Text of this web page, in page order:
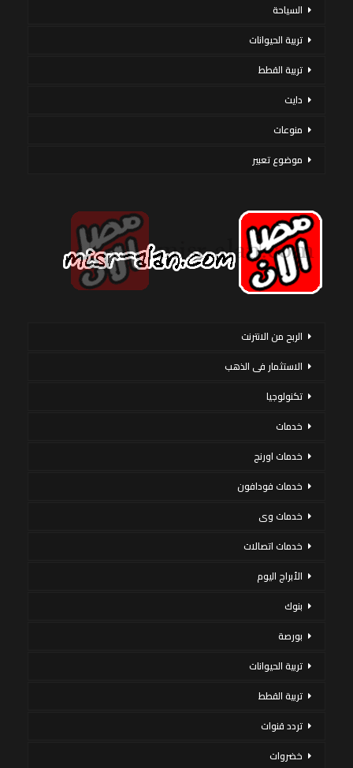
السياحة
تربية الحيوانات
تربية القطط
دايت
منوعات
موضوع تعبير
الربح من الانترنت
الاستثمار فى الذهب
تكنولوجيا
خدمات
خدمات اورنج
خدمات فودافون
خدمات وى
خدمات اتصالات
الأبراج اليوم
بنوك
بورصة
تربية الحيوانات
تربية القطط
تردد قنوات
خضروات